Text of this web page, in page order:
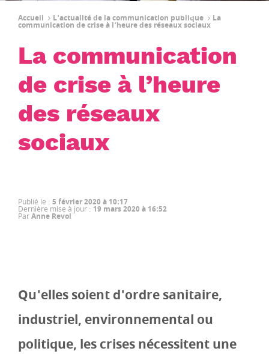
Accueil L'actualité de la communication publique La
communication de crise à l’heure des réseaux sociaux
La communication
de crise à l’heure
des réseaux
sociaux
Publié le : 5 février 2020 à 10:17
Dernière mise à jour : 19 mars 2020 à 16:52
ParAnne Revol
Qu'elles soient d'ordre sanitaire,
industriel, environnemental ou
politique, les crises nécessitent une